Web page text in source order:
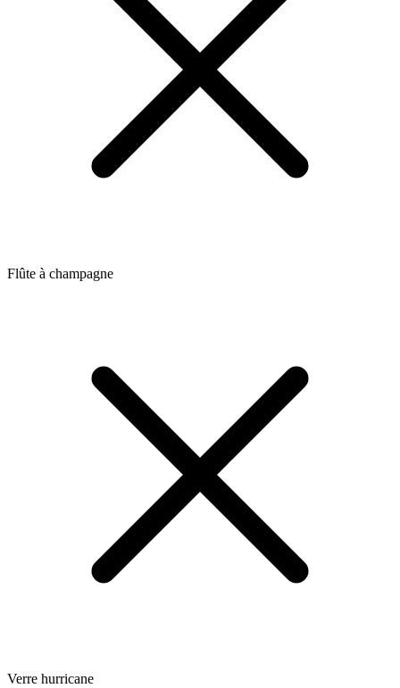
Flûte à champagne
Verre hurricane